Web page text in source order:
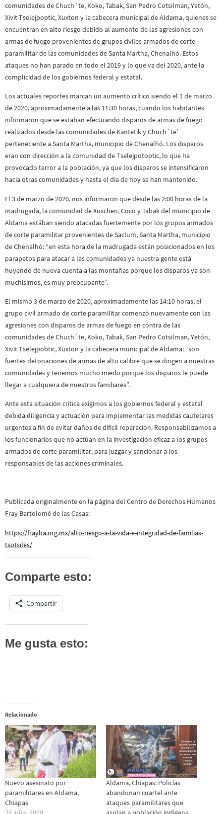
comunidades de Chuch´te, Koko, Tabak, San Pedro Cotsilman, Yetón,
Xivit Tselejpoptic, Xuxton y la cabecera municipal de Aldama, quienes se
encuentran en alto riesgo debido al aumento de las agresiones con
armas de fuego provenientes de grupos civiles armados de corte
paramilitar de las comunidades de Santa Martha, Chenalhó. Estos
ataques no han parado en todo el 2019 y lo que va del 2020, ante la
complicidad de los gobiernos federal y estatal.
Los actuales reportes marcan un aumento crítico siendo el 1 de marzo
de 2020, aproximadamente a las 11:30 horas, cuando los habitantes
informaron que se estaban efectuando disparos de armas de fuego
realizados desde las comunidades de Kantetik y Chuch´te’
perteneciente a Santa Martha, municipio de Chenalhó. Los disparos
eran con dirección a la comunidad de Tselejpotoptic, lo que ha
provocado terror a la población, ya que los disparos se intensificaron
hacia otras comunidades y hasta el día de hoy se han mantenido.
El 3 de marzo de 2020, nos informaron que desde las 2:00 horas de la
madrugada, la comunidad de Xuxchen, Coco y Tabak del municipio de
Aldama estában siendo atacadas fuertemente por los grupos armados
de corte paramilitar provenientes de Saclum, Santa Martha, municipio
de Chenalhó: “en esta hora de la madrugada están posicionados en los
parapetos para atacar a las comunidades ya nuestra gente está
huyendo de nueva cuenta a las montañas porque los disparos ya son
muchísimos, es muy preocupante”.
El mismo 3 de marzo de 2020, aproximadamente las 14:10 horas, el
grupo civil armado de corte paramilitar comenzó nuevamente con las
agresiones con disparos de armas de fuego en contra de las
comunidades de Chuch´te, Koko, Tabak, San Pedro Cotsilman, Yetón,
Xivit Tselejpobtic, Xuxton y la cabecera municipal de Aldama: “son
fuertes detonaciones de armas de alto calibre que se dirigen a nuestras
comunidades y tenemos mucho miedo porque los disparos le puede
llegar a cualquiera de nuestros familiares”.
Ante esta situación crítica exigimos a los gobiernos federal y estatal
debida diligencia y actuación para implementar las medidas cautelares
urgentes a fin de evitar daños de difícil reparación. Responsabilizamos a
los funcionarios que no actúan en la investigación eficaz a los grupos
armados de corte paramilitar, para juzgar y sancionar a los
responsables de las acciones criminales.
Publicada originalmente en la página del Centro de Derechos Humanos
Fray Bartolomé de las Casas:
https://frayba.org.mx/alto-riesgo-a-la-vida-e-integridad-de-familias-
tsotsiles/
Comparte esto:
Compartir
Me gusta esto:
Relacionado
Nuevo asesinato por
paramilitares en Aldama,
Chiapas
Aldama, Chiapas: Policías
abandonan cuartel ante
ataques paramilitares que